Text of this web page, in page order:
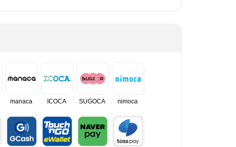
manaca ICOCA SUGOCA nimoca